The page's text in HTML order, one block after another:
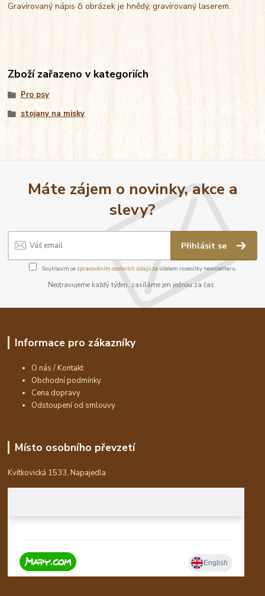
Gravírovaný nápis či obrázek je hnědý, gravírovaný laserem.
Zboží zařazeno v kategoriích
Pro psy
stojany na misky
Máte zájem o novinky, akce a
slevy?
Přihlásit se
Souhlasím se zpracováním osobních údajůza účelem rozesílky newsletteru.
Neotravujeme každý týden, zasíláme jen jednou za čas.
Informace pro zákazníky
O nás / Kontakt
Obchodní podmínky
Cena dopravy
Odstoupení od smlouvy
Místo osobního převzetí
Kvítkovická 1533, Napajedla